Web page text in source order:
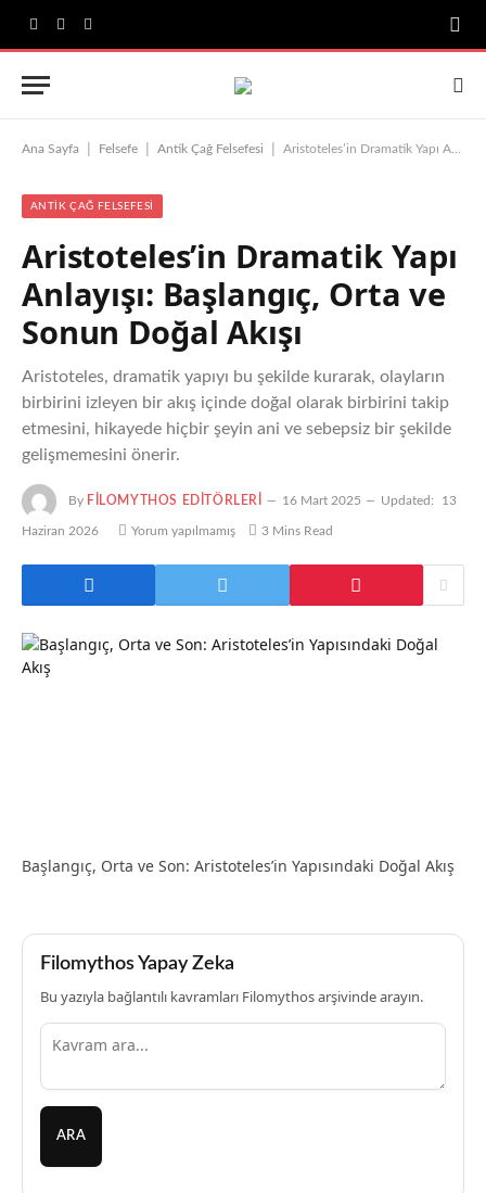
Facebook
X
(Twitter)
Instagram
Ana Sayfa Felsefe Antik Çağ Felsefesi Aristoteles’in Dramatik Yapı Anlayışı: Başlangıç, Orta ve Sonun Doğal Akışı
ANTIK ÇAĞ FELSEFESI
Aristoteles’in Dramatik Yapı
Anlayışı: Başlangıç, Orta ve
Sonun Doğal Akışı
Aristoteles, dramatik yapıyı bu şekilde kurarak, olayların
birbirini izleyen bir akış içinde doğal olarak birbirini takip
etmesini, hikayede hiçbir şeyin ani ve sebepsiz bir şekilde
gelişmemesini önerir.
By FILOMYTHOS EDITÖRLERI 16 Mart 2025 Updated: 13
Haziran 2026 Yorum yapılmamış 3 Mins Read
Başlangıç, Orta ve Son: Aristoteles’in Yapısındaki Doğal Akış
Filomythos Yapay Zeka
Bu yazıyla bağlantılı kavramları Filomythos arşivinde arayın.
ARA